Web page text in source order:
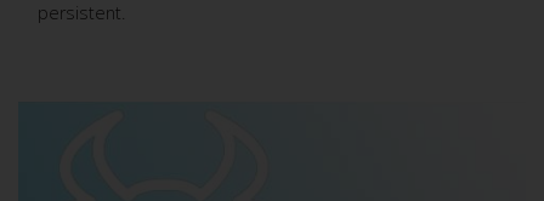
persistent.